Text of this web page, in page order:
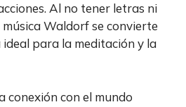
Al no tener letras ni
Waldorf se convierte
para la meditación y la
conexión con el mundo